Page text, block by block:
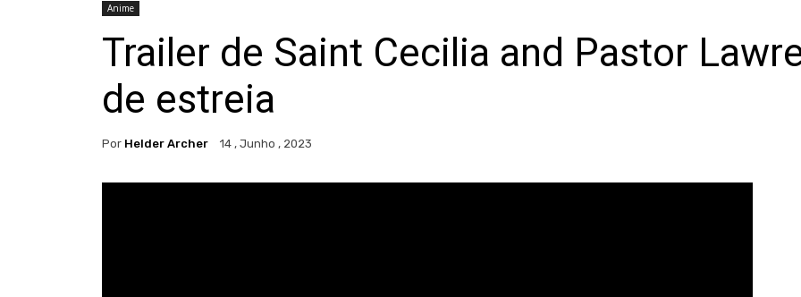
Anime
Trailer de Saint Cecilia and Pastor
de estreia
Por Helder Archer 14 , Junho , 2023